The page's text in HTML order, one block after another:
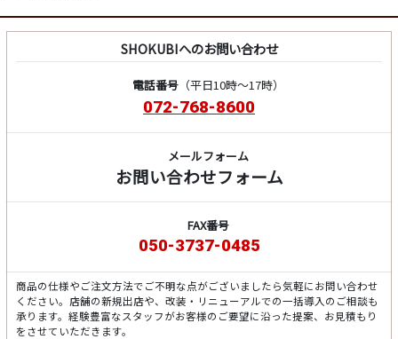
SHOKUBIへのお問い合わせ
電話番号（平日10時～17時）
072-768-8600
メールフォーム
お問い合わせフォーム
FAX番号
050-3737-0485
商品の仕様やご注文方法でご不明な点がございましたら気軽にお問い合わせ
ください。店舗の新規出店や、改装・リニューアルでの一括導入のご相談も
承ります。経験豊富なスタッフがお客様のご要望に沿った提案、お見積もり
をさせていただきます。